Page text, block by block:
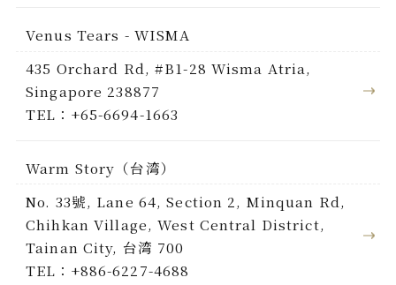
Venus Tears - WISMA
435 Orchard Rd, #B1-28 Wisma Atria,
Singapore 238877
TEL：+65-6694-1663
Warm Story（台湾）
No. 33號, Lane 64, Section 2, Minquan Rd,
Chihkan Village, West Central District,
Tainan City, 台湾 700
TEL：+886-6227-4688